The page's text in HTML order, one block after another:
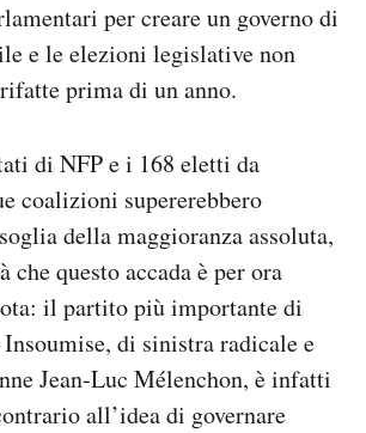
per creare un governo di
e le elezioni legislative non
prima di un anno.
di NFP e i 168 eletti da
coalizioni supererebbero
della maggioranza assoluta,
questo accada è per ora
il partito più importante di
Insoumise, di sinistra radicale e
Jean-Luc Mélenchon, è infatti
all’idea di governare